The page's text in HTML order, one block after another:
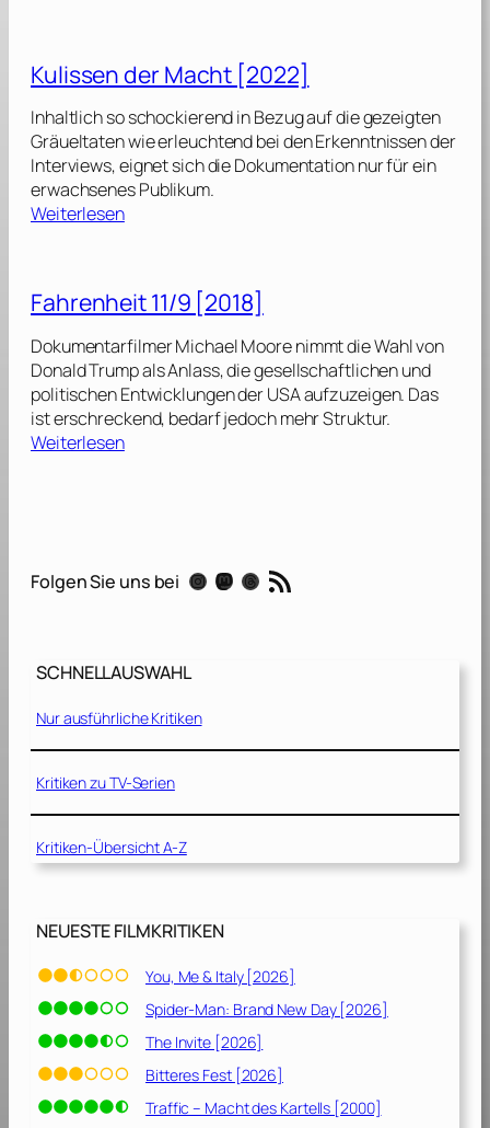
e
/
M
a
n
:
e
C
h
r
i
s
t
R
e
S
t
o
r
2
0
4
Kulissen der Macht [2022]
Inhaltlich so schockierend in Bezug auf die gezeigten
Gräueltaten wie erleuchtend bei den Erkenntnissen der
Interviews, eignet sich die Dokumentation nur für ein
erwachsenes Publikum.
Weiterlesen:
i
s
s
e
n
d
e
h
0
2
]
Fahrenheit 11/9 [2018]
Dokumentarfilmer Michael Moore nimmt die Wahl von
Donald Trump als Anlass, die gesellschaftlichen und
politischen Entwicklungen der USA aufzuzeigen. Das
ist erschreckend, bedarf jedoch mehr Struktur.
Weiterlesen:
n
t
1
1
/
2
0
8
Folgen Sie uns bei Instagram Mastodon Threads RSS-Feed
SCHNELLAUSWAHL
Nur ausführliche Kritiken
Kritiken zu TV-Serien
Kritiken-Übersicht A-Z
NEUESTE FILMKRITIKEN
You, Me & Italy [2026]
Spider-Man: Brand New Day [2026]
The Invite [2026]
Bitteres Fest [2026]
Traffic – Macht des Kartells [2000]